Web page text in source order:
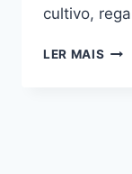
cultivo,
LER MAIS